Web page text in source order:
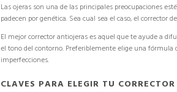
Las ojeras son una de las principales preocupaciones
padecen por genética. Sea cual sea el caso, elcorrector
El mejor corrector antiojerases aquel que te ayude a
el tono del contorno. Preferiblemente elige unafórmula
imperfecciones.
CLAVES PARA ELEGIR TU